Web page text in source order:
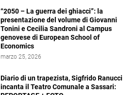
“2050 – La guerra dei ghiacci”: la
presentazione del volume di Giovanni
Tonini e Cecilia Sandroni al Campus
genovese di European School of
Economics
marzo 25, 2026
Diario di un trapezista, Sigfrido Ranucci
incanta il Teatro Comunale a Sassari: